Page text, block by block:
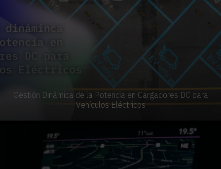
Gestión Dinámica de la Potencia en Cargadores DC para
Vehículos Eléctricos